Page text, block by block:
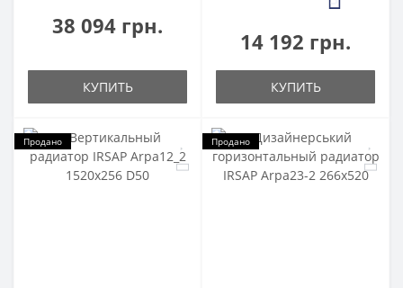
38 094 грн.
КУПИТЬ
14 192 грн.
КУПИТЬ
Продано Продано